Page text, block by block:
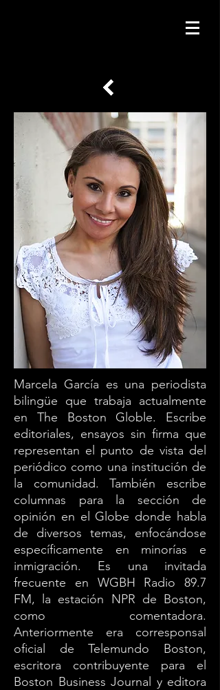
Marcela García es una periodista
bilingüe que trabaja actualmente
en The Boston Globle. Escribe
editoriales, ensayos sin firma que
representan el punto de vista del
periódico como una institución de
la comunidad. También escribe
columnas para la sección de
opinión en el Globe donde habla
de diversos temas, enfocándose
específicamente en minorías e
inmigración. Es una invitada
frecuente en WGBH Radio 89.7
FM, la estación NPR de Boston,
como comentadora.
Anteriormente era corresponsal
oficial de Telemundo Boston,
escritora contribuyente para el
Boston Business Journal y editora